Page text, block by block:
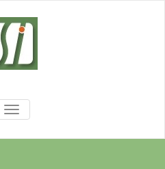
Institut
Wir fördern Ihre Entwicklung!
NAVIGATION UMSCHALTEN